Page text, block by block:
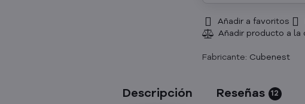
Añadir a favoritos
Fabricante: Cubenest
Descripción Reseñas 12